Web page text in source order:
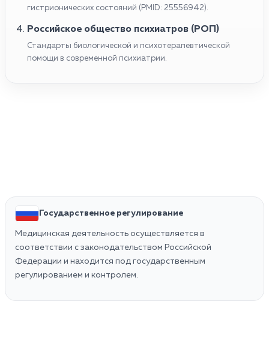
гистрионических состояний (PMID: 25556942).
Российское общество психиатров (РОП)
Стандарты биологической и психотерапевтической
помощи в современной психиатрии.
Государственное регулирование
Медицинская деятельность осуществляется в
соответствии с законодательством Российской
Федерации и находится под государственным
регулированием и контролем.